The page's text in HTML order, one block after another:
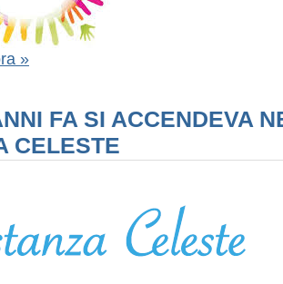
»
FA SI ACCENDEVA
CELESTE